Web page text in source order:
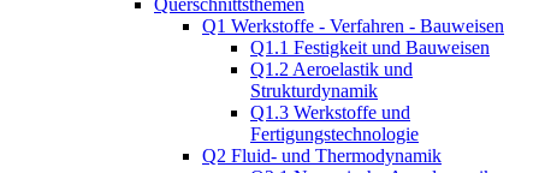
Querschnittsthemen
Q1 Werkstoffe - Verfahren - Bauweisen
Q1.1 Festigkeit und Bauweisen
Q1.2 Aeroelastik und
Strukturdynamik
Q1.3 Werkstoffe und
Fertigungstechnologie
Q2 Fluid- und Thermodynamik